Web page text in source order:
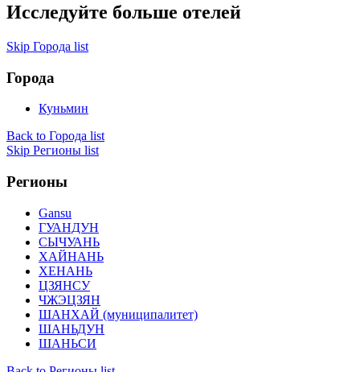
Исследуйте больше отелей
Skip Города list
Города
Куньмин
Back to Города list
Skip Регионы list
Регионы
Gansu
ГУАНДУН
СЫЧУАНЬ
ХАЙНАНЬ
ХЕНАНЬ
ЦЗЯНСУ
ЧЖЭЦЗЯН
ШАНХАЙ (муниципалитет)
ШАНЬДУН
ШАНЬСИ